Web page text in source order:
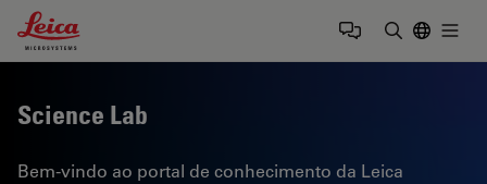
Leica Microsystems Logo
Science Lab
Bem-vindo ao portal de conhecimento da Leica